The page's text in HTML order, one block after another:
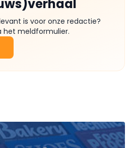
is voor onze redactie?
het meldformulier.